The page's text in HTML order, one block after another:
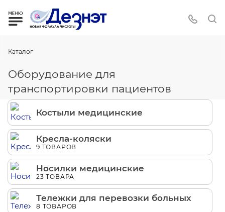
Каталог
Оборудование для
транспортировки пациентов
Костыли медицинские
Кресла-коляски
9 ТОВАРОВ
Носилки медицинские
23 ТОВАРА
Тележки для перевозки больных
8 ТОВАРОВ